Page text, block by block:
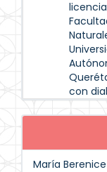
con
María